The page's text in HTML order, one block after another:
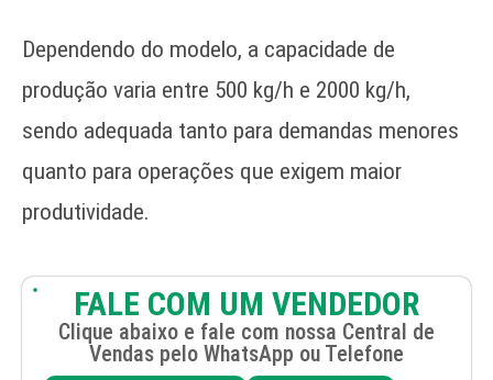
Dependendo do modelo, a capacidade de
produção varia entre 500 kg/h e 2000 kg/h,
sendo adequada tanto para demandas menores
quanto para operações que exigem maior
produtividade.
FALE COM UM VENDEDOR
Clique abaixo e fale com nossa Central de
Vendas pelo WhatsApp ou Telefone